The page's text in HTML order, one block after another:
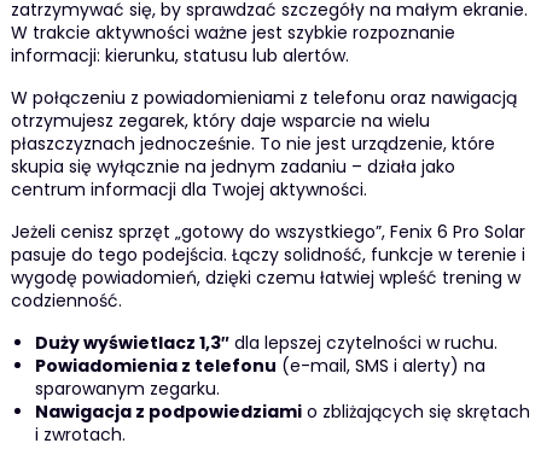
zatrzymywać się, by sprawdzać szczegóły na małym ekranie.
W trakcie aktywności ważne jest szybkie rozpoznanie
informacji: kierunku, statusu lub alertów.
W połączeniu z powiadomieniami z telefonu oraz nawigacją
otrzymujesz zegarek, który daje wsparcie na wielu
płaszczyznach jednocześnie. To nie jest urządzenie, które
skupia się wyłącznie na jednym zadaniu – działa jako
centrum informacji dla Twojej aktywności.
Jeżeli cenisz sprzęt „gotowy do wszystkiego”, Fenix 6 Pro Solar
pasuje do tego podejścia. Łączy solidność, funkcje w terenie i
wygodę powiadomień, dzięki czemu łatwiej wpleść trening w
codzienność.
Duży wyświetlacz 1,3″dla lepszej czytelności w ruchu.
Powiadomienia z telefonu (e-mail, SMS i alerty) na
sparowanym zegarku.
Nawigacja z podpowiedziamio zbliżających się skrętach
i zwrotach.